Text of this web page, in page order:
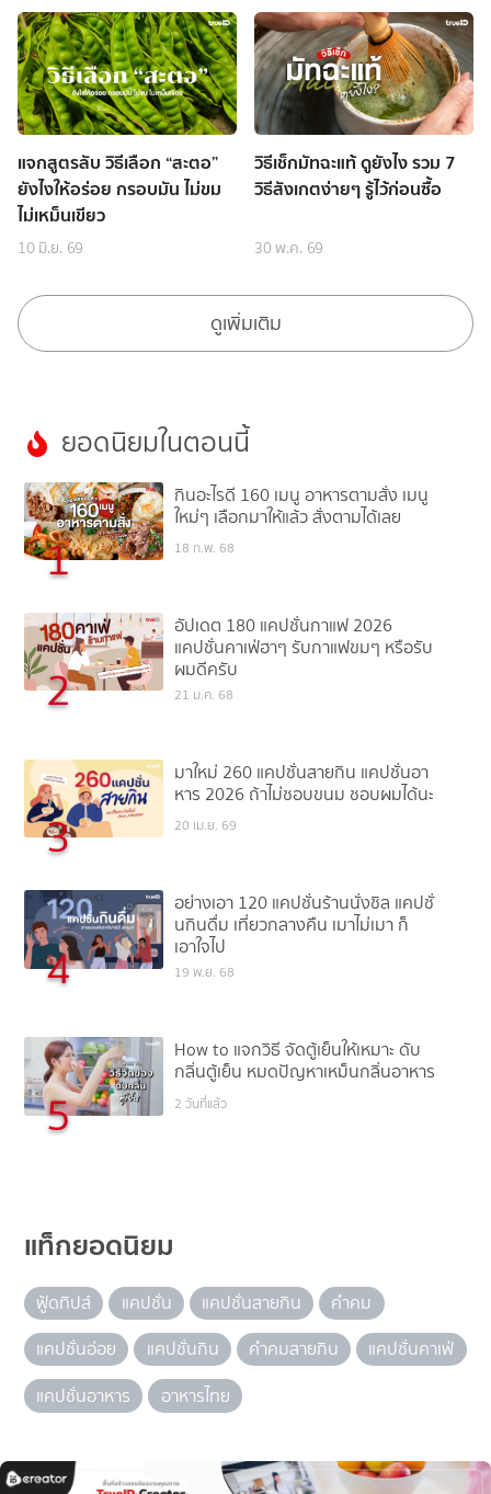
แจกสูตรลับ วิธีเลือก “สะตอ”
ยังไงให้อร่อย กรอบมัน ไม่ขม
ไม่เหม็นเขียว
10 มิ.ย. 69
วิธีเช็กมัทฉะแท้ ดูยังไง รวม 7
วิธีสังเกตง่ายๆ รู้ไว้ก่อนซื้อ
30 พ.ค. 69
ดูเพิ่มเติม
ยอดนิยมในตอนนี้
1
กินอะไรดี 160 เมนู อาหารตามสั่ง เมนู
ใหม่ๆ เลือกมาให้แล้ว สั่งตามได้เลย
18 ก.พ. 68
2
อัปเดต 180 แคปชั่นกาแฟ 2026
แคปชั่นคาเฟ่ฮาๆ รับกาแฟขมๆ หรือรับ
ผมดีครับ
21 ม.ค. 68
3
มาใหม่ 260 แคปชั่นสายกิน แคปชั่นอา
หาร 2026 ถ้าไม่ชอบขนม ชอบผมได้นะ
20 เม.ย. 69
4
อย่างเอา 120 แคปชั่นร้านนั่งชิล แคปชั่
นกินดื่ม เที่ยวกลางคืน เมาไม่เมา ก็
เอาใจไป
19 พ.ย. 68
5
How to แจกวิธี จัดตู้เย็นให้เหมาะ ดับ
กลิ่นตู้เย็น หมดปัญหาเหม็นกลิ่นอาหาร
2 วันที่แล้ว
แท็กยอดนิยม
ฟู้ดทิปส์ แคปชั่น แคปชั่นสายกิน
คำคม
แคปชั่นอ่อย
แคปชั่นกิน คำคมสายกิน
แคปชั่นคาเฟ่
แคปชั่นอาหาร
อาหารไทย